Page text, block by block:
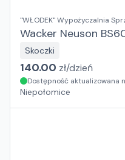
"WŁODEK" Wypożyczalnia
Wacker Neuson
Skoczki
140.00 zł/dzień
Dostępność aktualizowana
Niepołomice